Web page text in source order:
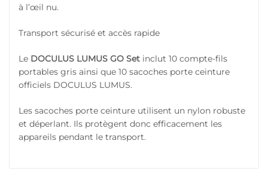
à l’œil nu.
Transport sécurisé et accès rapide
Le DOCULUS LUMUS GO Set inclut 10 compte-fils
portables gris ainsi que 10 sacoches porte ceinture
officiels DOCULUS LUMUS.
Les sacoches porte ceinture utilisent un nylon robuste
et déperlant. Ils protègent donc efficacement les
appareils pendant le transport.